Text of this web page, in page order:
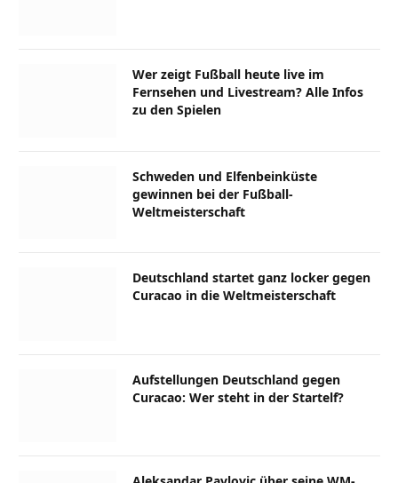
Wer zeigt Fußball heute live im
Fernsehen und Livestream? Alle Infos
zu den Spielen
Schweden und Elfenbeinküste
gewinnen bei der Fußball-
Weltmeisterschaft
Deutschland startet ganz locker gegen
Curacao in die Weltmeisterschaft
Aufstellungen Deutschland gegen
Curacao: Wer steht in der Startelf?